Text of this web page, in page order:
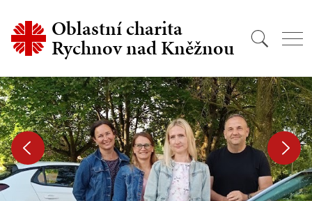
Oblastní charita
Rychnov nad Kněžnou